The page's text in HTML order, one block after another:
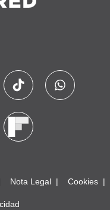
Nota Legal Cookies